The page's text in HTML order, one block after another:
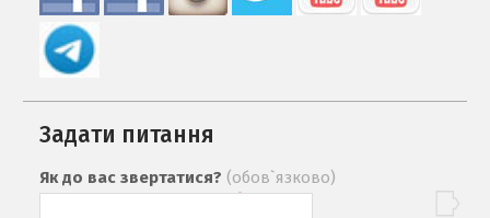
Задати питання
Як до вас звертатися? (обов`язково)